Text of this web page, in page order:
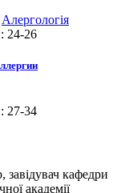
Алергологія
24-26
27-34
кафедри
академії